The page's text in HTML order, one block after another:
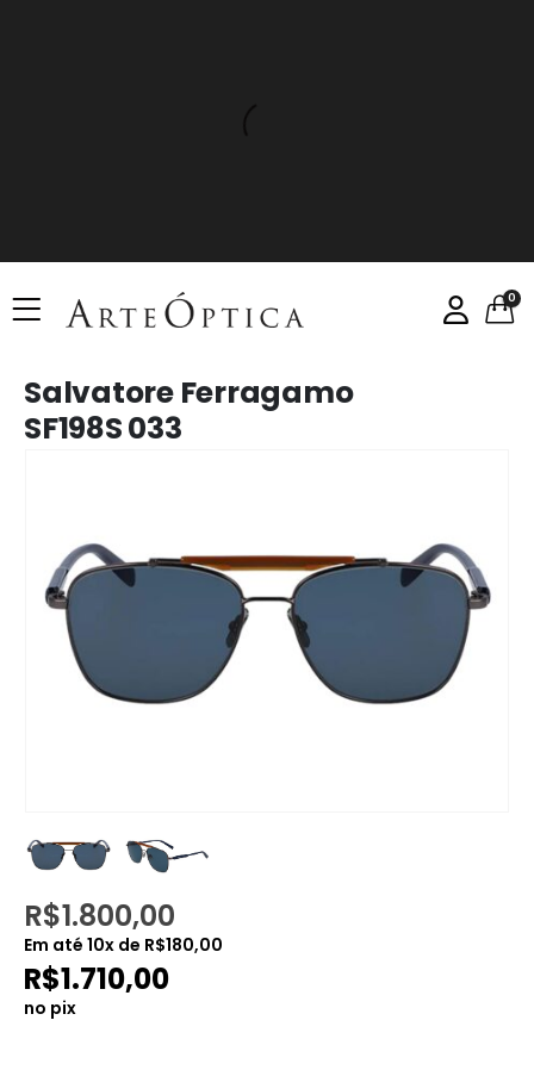
0
Salvatore Ferragamo
SF198S 033
R$1.800,00
Em até 10x de R$180,00
R$1.710,00
no pix